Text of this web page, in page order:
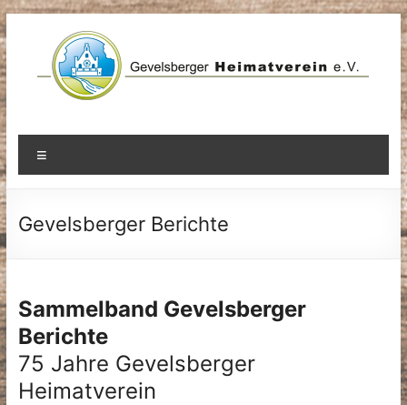
Zum
Inhalt
springen
Gevelsberger Berichte
Sammelband Gevelsberger
Berichte
75 Jahre Gevelsberger
Heimatverein